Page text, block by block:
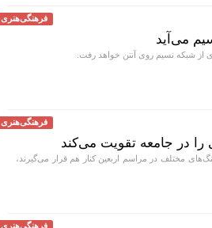
فرهنگی‌هنری
می‌آید
از شبکه نسیم روی آنتن خواهد رفت.
فرهنگی‌هنری
را در جامعه تقویت می‌کند
مختلف در مراسم اربعین کنار هم قرار می‌گیرند،
فرهنگی‌هنری